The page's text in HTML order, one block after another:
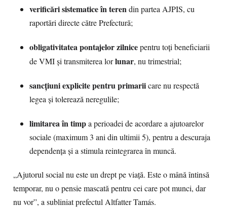
verificări sistematice în terendin partea AJPIS, cu
raportări directe către Prefectură;
obligativitatea pontajelor zilnicepentru toți beneficiarii
de VMI și transmiterea lorlunar, nu trimestrial;
sancțiuni explicite pentru primariicare nu respectă
legea și tolerează neregulile;
limitarea în timpa perioadei de acordare a ajutoarelor
sociale (maximum 3 ani din ultimii 5), pentru a descuraja
dependența și a stimula reintegrarea în muncă.
„Ajutorul social nu este un drept pe viață. Este o mână întinsă
temporar, nu o pensie mascată pentru cei care pot munci, dar
nu vor”, a subliniat prefectul Altfatter Tamás.